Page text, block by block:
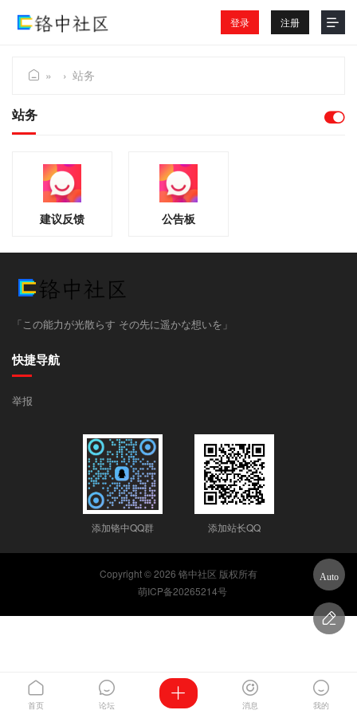
登录 注册
铬
中
» › 站务
站务
建议反馈 公告板
「この能力が光散らす その先に遥かな想いを」
快捷导航
举报
添加铬中QQ群 添加站长QQ
Copyright © 2026 铬中社区 版权所有
萌ICP备20265214号

首页

论坛

消息

我的